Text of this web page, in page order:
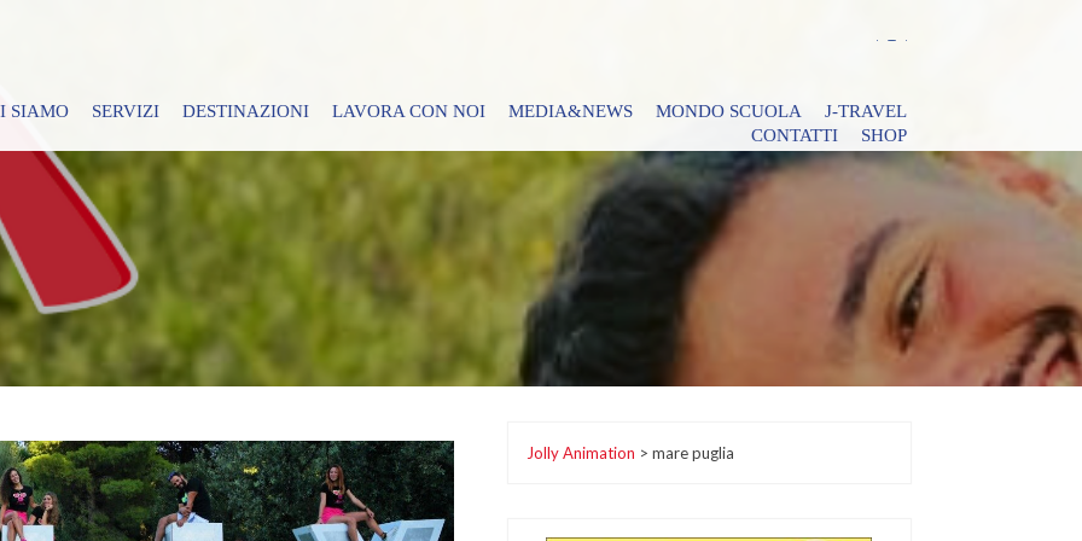
SIAMO SERVIZI DESTINAZIONI LAVORA CON NOI MEDIA&NEWS MONDO SCUOLA
J-TRAVEL
CONTATTI
SHOP
Jolly Animation > mare puglia